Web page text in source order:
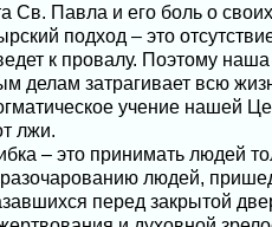
Св. Павла и его боль о
подход – это
к провалу. Поэтому
делам затрагивает всю
учение нашей
лжи.
– это принимать людей
людей,
перед закрытой